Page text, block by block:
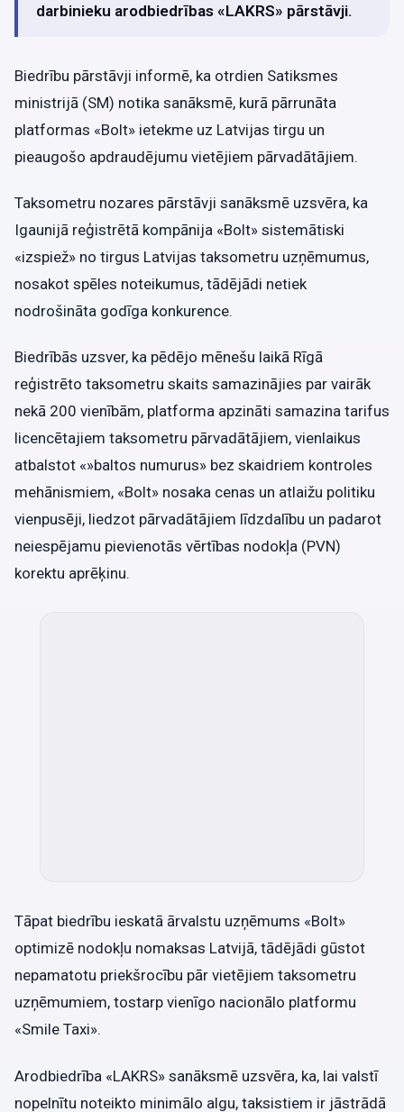
darbinieku arodbiedrības «LAKRS» pārstāvji.
Biedrību pārstāvji informē, ka otrdien Satiksmes
ministrijā (SM) notika sanāksmē, kurā pārrunāta
platformas «Bolt» ietekme uz Latvijas tirgu un
pieaugošo apdraudējumu vietējiem pārvadātājiem.
Taksometru nozares pārstāvji sanāksmē uzsvēra, ka
Igaunijā reģistrētā kompānija «Bolt» sistemātiski
«izspiež» no tirgus Latvijas taksometru uzņēmumus,
nosakot spēles noteikumus, tādējādi netiek
nodrošināta godīga konkurence.
Biedrībās uzsver, ka pēdējo mēnešu laikā Rīgā
reģistrēto taksometru skaits samazinājies par vairāk
nekā 200 vienībām, platforma apzināti samazina tarifus
licencētajiem taksometru pārvadātājiem, vienlaikus
atbalstot «»baltos numurus» bez skaidriem kontroles
mehānismiem, «Bolt» nosaka cenas un atlaižu politiku
vienpusēji, liedzot pārvadātājiem līdzdalību un padarot
neiespējamu pievienotās vērtības nodokļa (PVN)
korektu aprēķinu.
Tāpat biedrību ieskatā ārvalstu uzņēmums «Bolt»
optimizē nodokļu nomaksas Latvijā, tādējādi gūstot
nepamatotu priekšrocību pār vietējiem taksometru
uzņēmumiem, tostarp vienīgo nacionālo platformu
«Smile Taxi».
Arodbiedrība «LAKRS» sanāksmē uzsvēra, ka, lai valstī
nopelnītu noteikto minimālo algu, taksistiem ir jāstrādā